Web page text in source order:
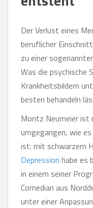
Der Verlust eines
beruflicher
zu einer
Was die psychische
Krankheitsbildern
besten behandeln
Moritz Neumeier ist
umgegangen, wie
ist: mit schwarzem
Depression habe es
in einem seiner
Comedian aus
unter einer